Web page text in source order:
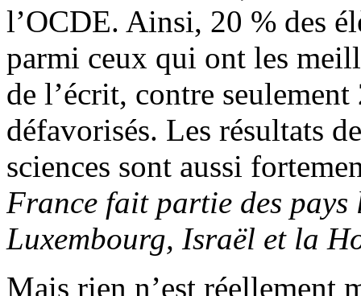
l’OCDE. Ainsi, 20 % des
parmi ceux qui ont les
de l’écrit, contre
défavorisés. Les résultats
sciences sont aussi
France fait partie des
Luxembourg, Israël et la
Mais rien n’est réellement